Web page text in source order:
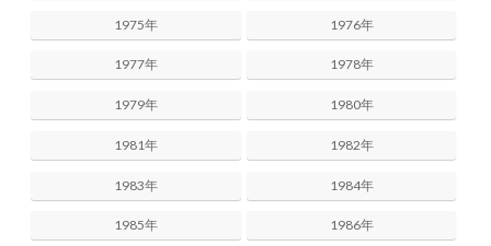
1975年 1976年
1977年 1978年
1979年 1980年
1981年 1982年
1983年 1984年
1985年 1986年